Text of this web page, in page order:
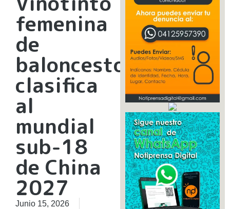
femenina
de
baloncesto
clasifica
al
mundial
sub-18
de China
2027
Junio 15, 2026